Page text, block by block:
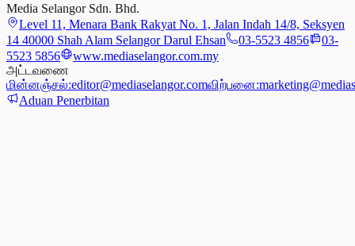
Media Selangor Sdn. Bhd.
Level 11, Menara Bank Rakyat No. 1, Jalan Indah 14/8, Seksyen
14 40000 Shah Alam Selangor Darul Ehsan
03-5523 4856
03-
5523 5856
www.mediaselangor.com.my
அட்டவணை
மின்னஞ்சல்:editor@mediaselangor.comவிற்பனை:
Aduan Penerbitan